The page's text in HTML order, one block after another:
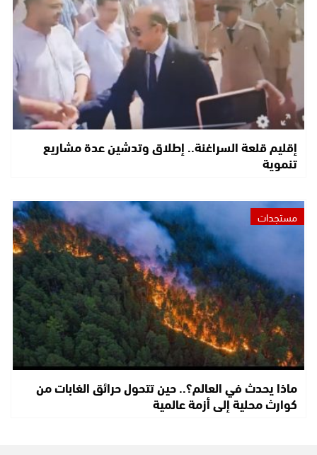
إقليم قلعة السراغنة.. إطلاق وتدشين عدة مشاريع
تنموية
مستجدات
ماذا يحدث في العالم؟.. حين تتحول حرائق الغابات من
كوارث محلية إلى أزمة عالمية